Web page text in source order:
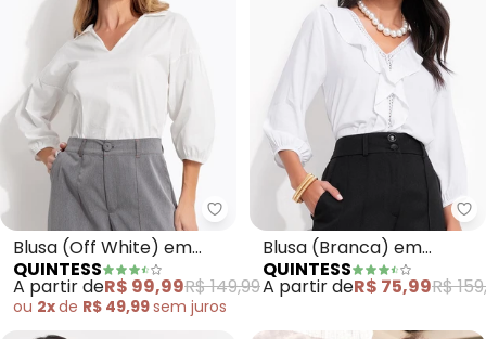
Quintess - Blusa (Off White)
Blusa (Off White) em
Tricoline
QUINTESS
A partir deR$ 99,99R$ 149,99
ou 2xde R$ 49,99sem juros
Blusa (Branca) em
Viscose Plana
QUINTESS
A partir deR$ 75,99R$